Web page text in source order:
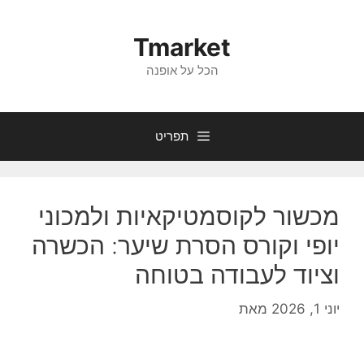
Tmarket
הכל על אופנה
תפריט
מכשור לקוסמטיקאיות ולמכוני
יופי וקורס הסרת שיער: הכשרה
וציוד לעבודה בטוחה
יוני 1, 2026 מאת